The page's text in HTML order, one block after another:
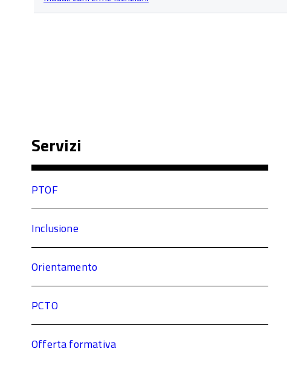
articoli
Servizi
PTOF
Inclusione
Orientamento
PCTO
Offerta formativa